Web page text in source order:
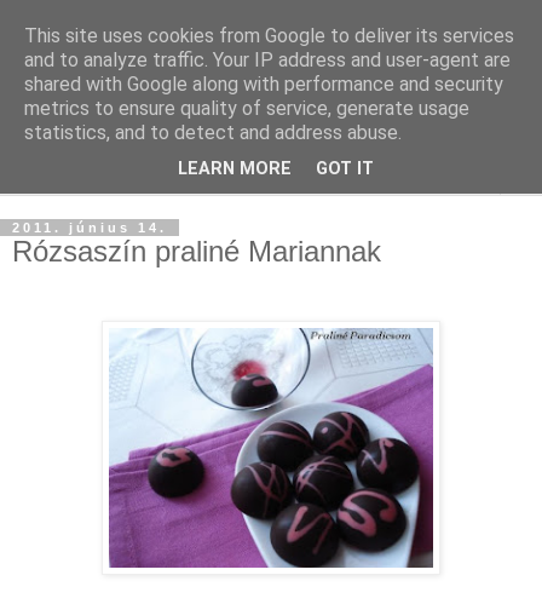
2011. június 14.
Rózsaszín praliné Mariannak
This site uses cookies from Google to deliver its services
and to analyze traffic. Your IP address and user-agent are
shared with Google along with performance and security
metrics to ensure quality of service, generate usage
statistics, and to detect and address abuse.
LEARN MORE GOT IT